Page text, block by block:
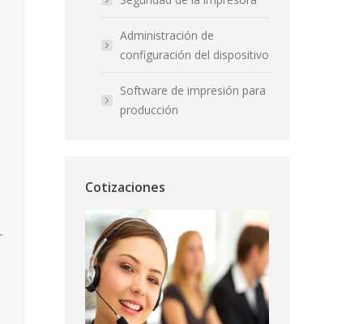
Administración de
configuración del dispositivo
Software de impresión para
producción
Cotizaciones